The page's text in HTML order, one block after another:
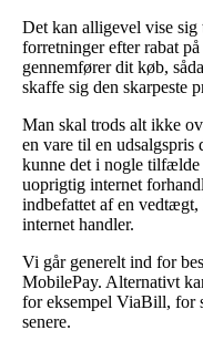
Det kan alligevel vise
forretninger efter rabat
gennemfører dit køb,
skaffe sig den skarpeste
Man skal trods alt ikke
en vare til en udsalgspris
kunne det i nogle tilfælde
uoprigtig internet
indbefattet af en
internet handler.
Vi går generelt ind for
MobilePay. Alternativt
for eksempel ViaBill, for
senere.